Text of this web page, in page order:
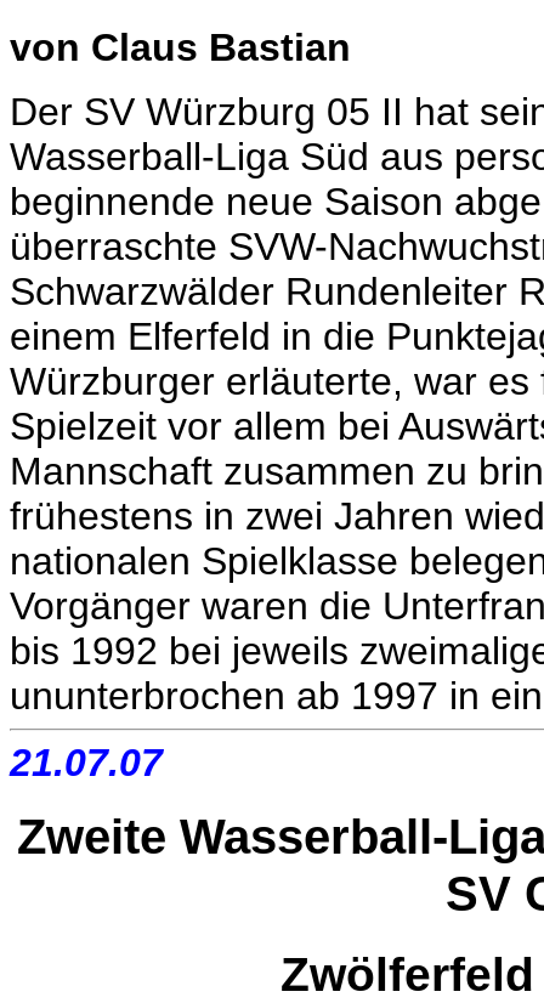
von Claus Bastian
Der SV Würzburg 05 II hat
Wasserball-Liga Süd aus
beginnende neue Saison
überraschte SVW-
Schwarzwälder Rundenleiter
einem Elferfeld in die
Würzburger erläuterte, war
Spielzeit vor allem bei
Mannschaft zusammen zu
frühestens in zwei Jahren
nationalen Spielklasse
Vorgänger waren die
bis 1992 bei jeweils
ununterbrochen ab 1997 in
21.07.07
Zweite Wasserball-
SV